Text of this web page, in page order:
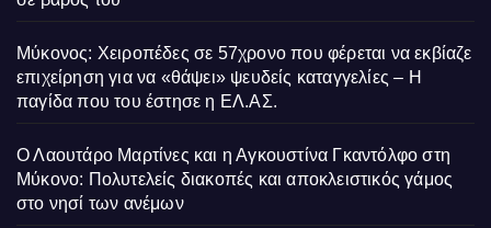
Μύκονος: Χειροπέδες σε 57χρονο που φέρεται να εκβίαζε
επιχείρηση για να «θάψει» ψευδείς καταγγελίες – Η
παγίδα που του έστησε η ΕΛ.ΑΣ.
Ο Λαουτάρο Μαρτίνες και η Αγκουστίνα Γκαντόλφο στη
Μύκονο: Πολυτελείς διακοπές και αποκλειστικός γάμος
στο νησί των ανέμων